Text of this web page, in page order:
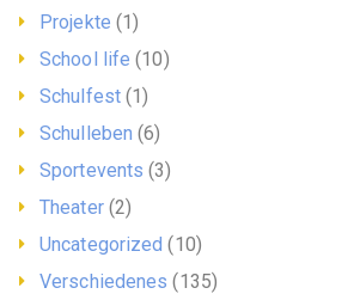
Projekte (1)
School life (10)
Schulfest(1)
Schulleben (6)
Sportevents (3)
Theater(2)
Uncategorized (10)
Verschiedenes (135)